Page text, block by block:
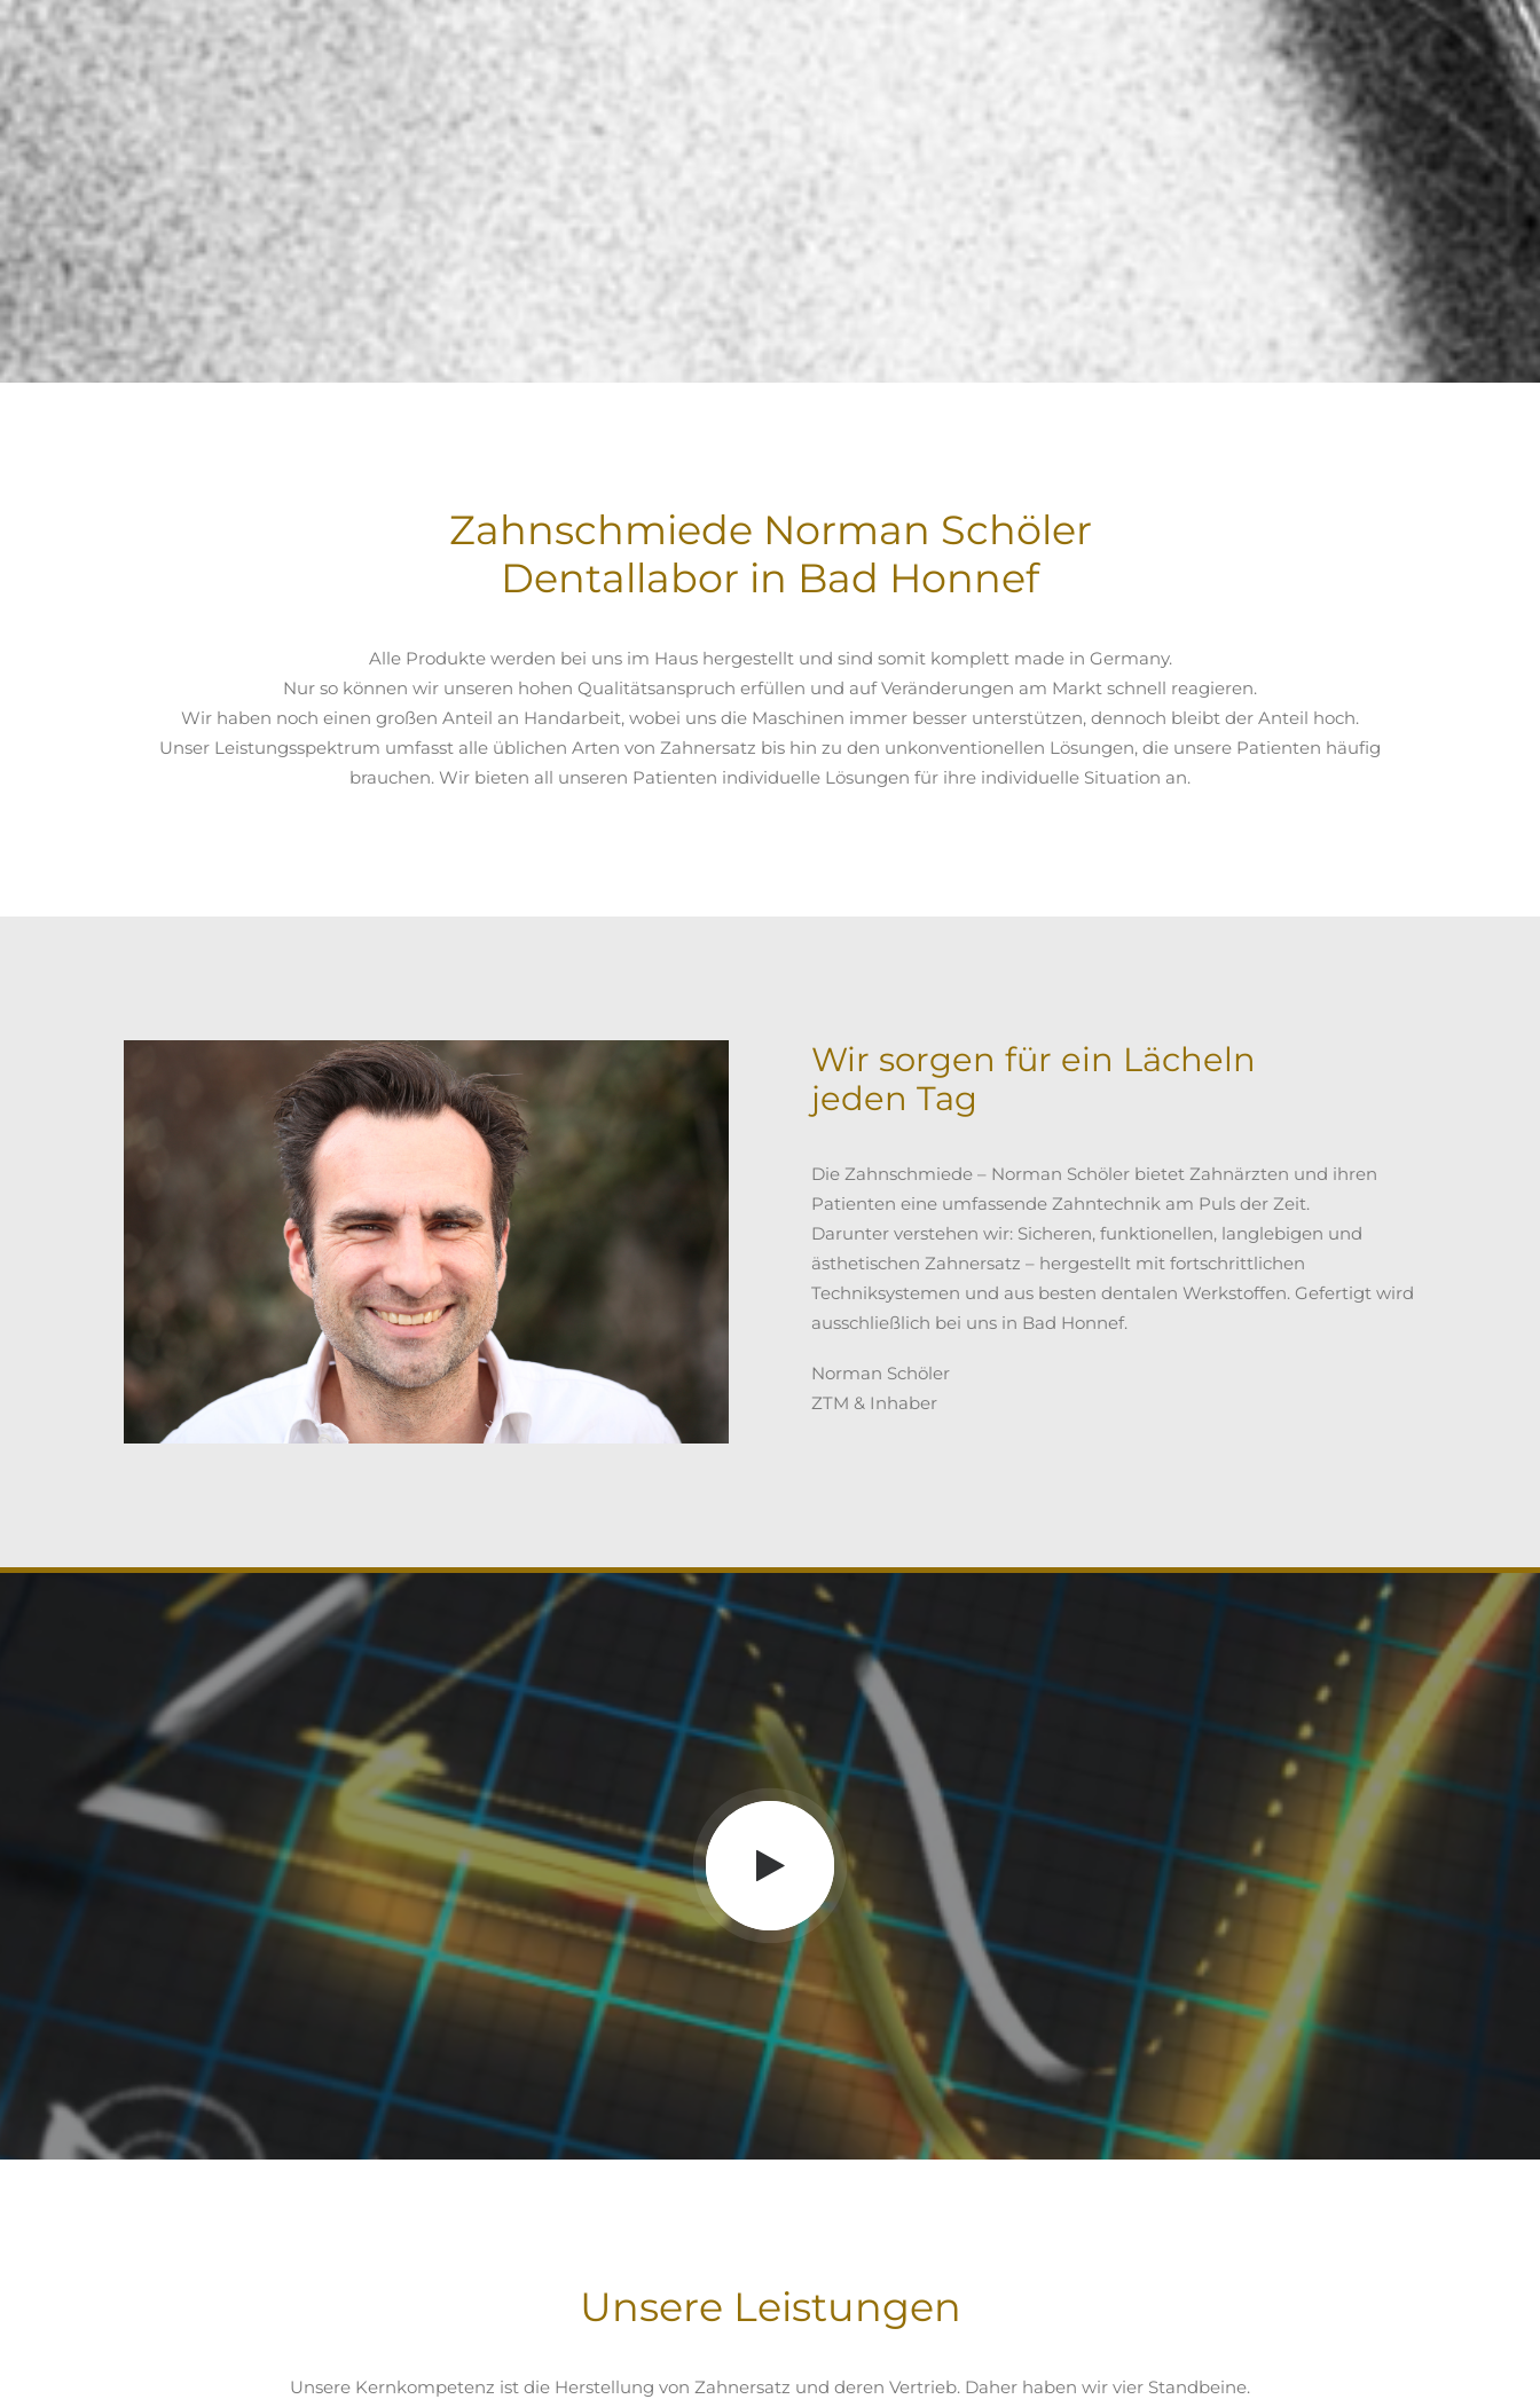
Zahnschmiede Norman Schöler
Dentallabor in Bad Honnef
Alle Produkte werden bei uns im Haus hergestellt und sind somit komplett made in Germany.
Nur so können wir unseren hohen Qualitätsanspruch erfüllen und auf Veränderungen am Markt schnell reagieren.
Wir haben noch einen großen Anteil an Handarbeit, wobei uns die Maschinen immer besser unterstützen, dennoch bleibt der Anteil hoch.
Unser Leistungsspektrum umfasst alle üblichen Arten von Zahnersatz bis hin zu den unkonventionellen Lösungen, die unsere Patienten häufig
brauchen. Wir bieten all unseren Patienten individuelle Lösungen für ihre individuelle Situation an.
Wir sorgen für ein Lächeln
jeden Tag
Die Zahnschmiede – Norman Schöler bietet Zahnärzten und ihren
Patienten eine umfassende Zahntechnik am Puls der Zeit.
Darunter verstehen wir: Sicheren, funktionellen, langlebigen und
ästhetischen Zahnersatz – hergestellt mit fortschrittlichen
Techniksystemen und aus besten dentalen Werkstoffen. Gefertigt wird
ausschließlich bei uns in Bad Honnef.
Norman Schöler
ZTM & Inhaber
Unsere Leistungen
Unsere Kernkompetenz ist die Herstellung von Zahnersatz und deren Vertrieb. Daher haben wir vier Standbeine.